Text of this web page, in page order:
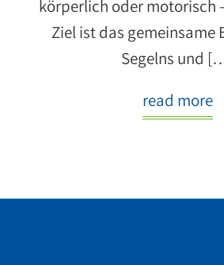
körperlich oder motorisch
Ziel ist das gemeinsame
Segelns und
read more